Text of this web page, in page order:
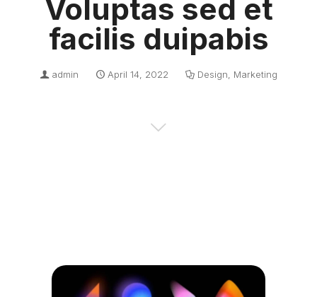
Voluptas sed et
facilis duipabis
admin April 14, 2022 Design Marketing